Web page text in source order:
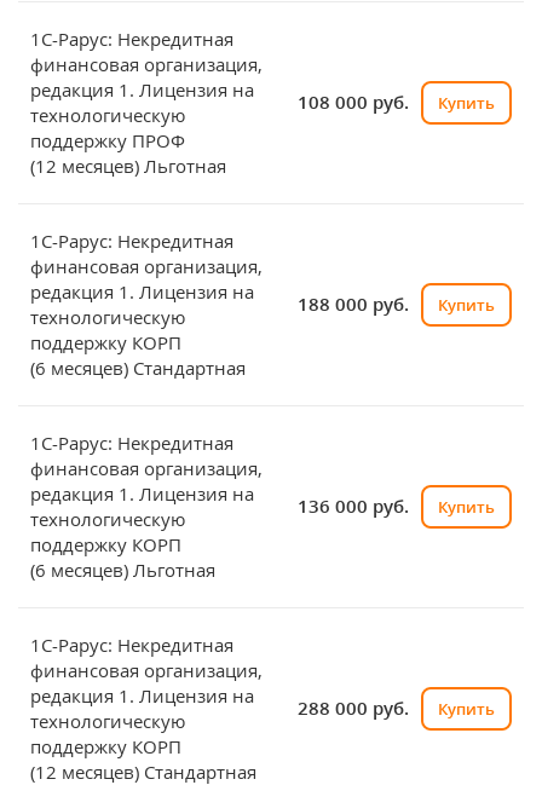
1С-Рарус: Некредитная
финансовая организация,
редакция 1. Лицензия на
технологическую
поддержку ПРОФ
(12 месяцев) Льготная
108 000 руб. Купить
1С-Рарус: Некредитная
финансовая организация,
редакция 1. Лицензия на
технологическую
поддержку КОРП
(6 месяцев) Стандартная
188 000 руб. Купить
1С-Рарус: Некредитная
финансовая организация,
редакция 1. Лицензия на
технологическую
поддержку КОРП
(6 месяцев) Льготная
136 000 руб. Купить
1С-Рарус: Некредитная
финансовая организация,
редакция 1. Лицензия на
технологическую
поддержку КОРП
(12 месяцев) Стандартная
288 000 руб. Купить